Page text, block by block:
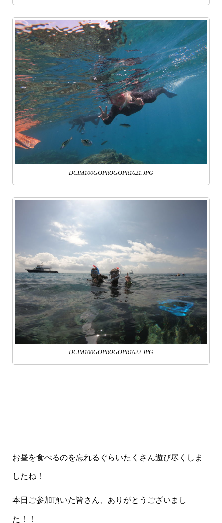
DCIM100GOPROGOPR1621.JPG
DCIM100GOPROGOPR1622.JPG
お昼を食べるのを忘れるぐらいたくさん遊び尽くしま
したね！
本日ご参加頂いた皆さん、ありがとうございまし
た！！